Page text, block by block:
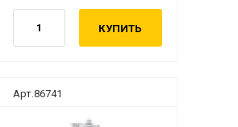
КУПИТЬ
Арт.86741